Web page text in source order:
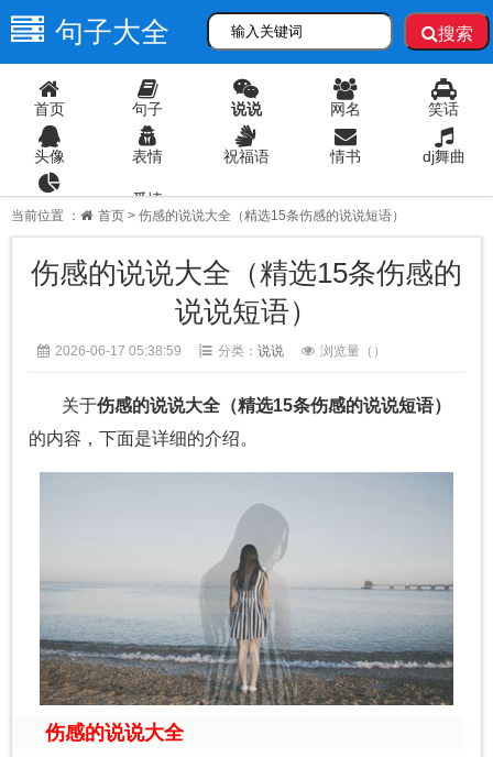
句子大全 搜索
首页 句子 说说 网名 笑话
头像 表情 祝福语 情书 dj舞曲
爱情
当前位置 ： 首页 > 伤感的说说大全（精选15条伤感的说说短语）
伤感的说说大全（精选15条伤感的
说说短语）
2026-06-17 05:38:59 分类： 说说 浏览量（ ）
关于伤感的说说大全（精选15条伤感的说说短语）
的内容，下面是详细的介绍。
伤感的说说大全